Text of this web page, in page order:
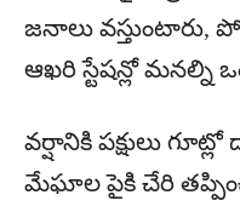
జనాలు వస్తుంటారు,
ఆఖరి స్టేషన్లో మనల్ని
వర్షానికి పక్షులు
మేఘాల పైకి చేరి